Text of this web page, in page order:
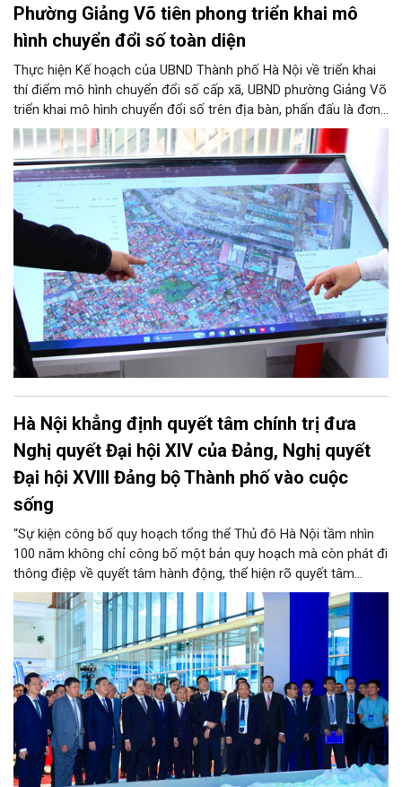
Phường Giảng Võ tiên phong triển khai mô
hình chuyển đổi số toàn diện
Thực hiện Kế hoạch của UBND Thành phố Hà Nội về triển khai
thí điểm mô hình chuyển đổi số cấp xã, UBND phường Giảng Võ
triển khai mô hình chuyển đổi số trên địa bàn, phấn đấu là đơn
vị hành chính cấp xã đầu tiên của Hà Nội tiên phong chuyển đổi
số toàn diện.
Hà Nội khẳng định quyết tâm chính trị đưa
Nghị quyết Đại hội XIV của Đảng, Nghị quyết
Đại hội XVIII Đảng bộ Thành phố vào cuộc
sống
“Sự kiện công bố quy hoạch tổng thể Thủ đô Hà Nội tầm nhìn
100 năm không chỉ công bố một bản quy hoạch mà còn phát đi
thông điệp về quyết tâm hành động, thể hiện rõ quyết tâm
chính trị của thành phố trong việc đưa Nghị quyết Đại hội XIV
của Đảng, Nghị quyết Đại hội Đảng bộ Thành phố lần thứ XVIII
vào cuộc sống, đúng với chỉ đạo của đồng chí Tổng Bí thư, Chủ
tịch nước Tô Lâm: Hà Nội đã nói là làm, làm nhanh, làm đúng,
làm hiệu quả, làm đến cùng” – đồng chí Trần Thanh Mẫn, Ủy
viên Bộ Chính trị, Chủ tịch Quốc